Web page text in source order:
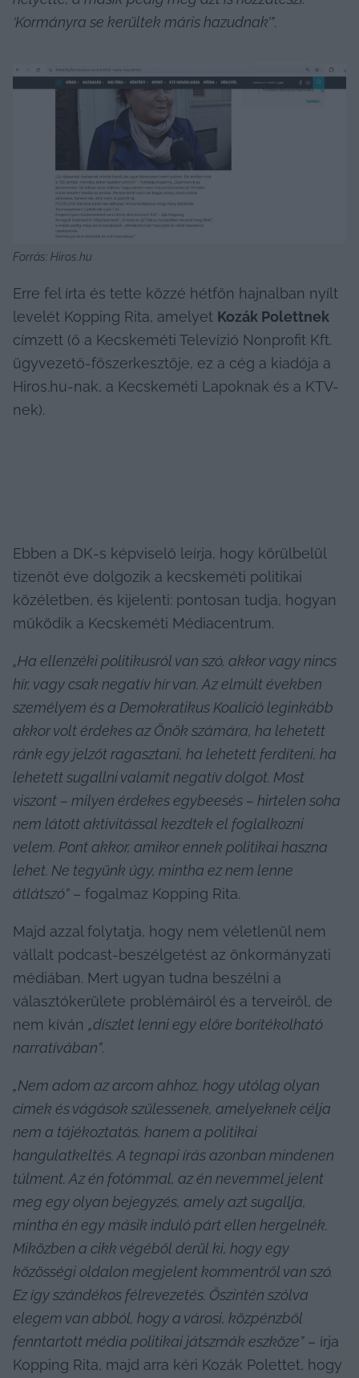
‘Kormányra se kerültek máris hazudnak’”.
Forrás: Hiros.hu
Erre fel írta és tette közzé hétfőn hajnalban nyílt
levelét Kopping Rita, amelyet Kozák Polettnek
címzett (ő a Kecskeméti Televízió Nonprofit Kft.
ügyvezető-főszerkesztője, ez a cég a kiadója a
Hiros.hu-nak, a Kecskeméti Lapoknak és a KTV-
nek).
Ebben a DK-s képviselő leírja, hogy körülbelül
tizenöt éve dolgozik a kecskeméti politikai
közéletben, és kijelenti: pontosan tudja, hogyan
működik a Kecskeméti Médiacentrum.
„Ha ellenzéki politikusról van szó, akkor vagy nincs
hír, vagy csak negatív hír van. Az elmúlt években
személyem és a Demokratikus Koalíció leginkább
akkor volt érdekes az Önök számára, ha lehetett
ránk egy jelzőt ragasztani, ha lehetett ferdíteni, ha
lehetett sugallni valamit negatív dolgot. Most
viszont – milyen érdekes egybeesés – hirtelen soha
nem látott aktivitással kezdtek el foglalkozni
velem. Pont akkor, amikor ennek politikai haszna
lehet. Ne tegyünk úgy, mintha ez nem lenne
átlátszó” – fogalmaz Kopping Rita.
Majd azzal folytatja, hogy nem véletlenül nem
vállalt podcast-beszélgetést az önkormányzati
médiában. Mert ugyan tudna beszélni a
választókerülete problémáiról és a terveiről, de
nem kíván „díszlet lenni egy előre borítékolható
narratívában”.
„Nem adom az arcom ahhoz, hogy utólag olyan
címek és vágások szülessenek, amelyeknek célja
nem a tájékoztatás, hanem a politikai
hangulatkeltés. A tegnapi írás azonban mindenen
túlment. Az én fotómmal, az én nevemmel jelent
meg egy olyan bejegyzés, amely azt sugallja,
mintha én egy másik induló párt ellen hergelnék.
Miközben a cikk végéből derül ki, hogy egy
közösségi oldalon megjelent kommentről van szó.
Ez így szándékos félrevezetés. Őszintén szólva
elegem van abból, hogy a városi, közpénzből
fenntartott média politikai játszmák eszköze” – írja
Kopping Rita, majd arra kéri Kozák Polettet, hogy